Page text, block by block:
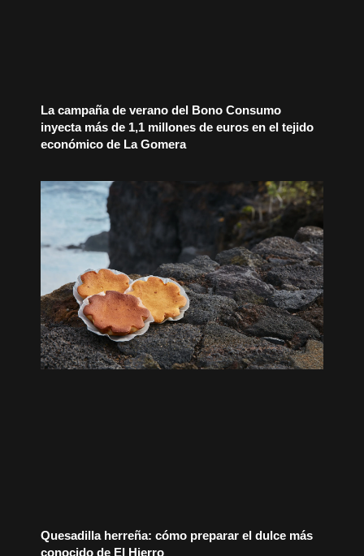
La campaña de verano del Bono Consumo
inyecta más de 1,1 millones de euros en el tejido
económico de La Gomera
Quesadilla herreña: cómo preparar el dulce más
conocido de El Hierro